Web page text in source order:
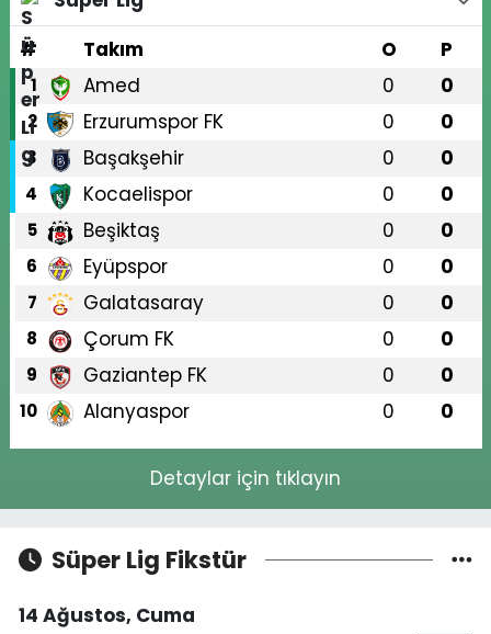
#
Takım O P
1 Amed 0 0
2 Erzurumspor FK 0 0
3 Başakşehir 0 0
4 Kocaelispor 0 0
5 Beşiktaş 0 0
6 Eyüpspor 0 0
7 Galatasaray 0 0
8 Çorum FK 0 0
9 Gaziantep FK 0 0
10 Alanyaspor 0 0
Detaylar için tıklayın
Süper Lig Fikstür
14 Ağustos, Cuma